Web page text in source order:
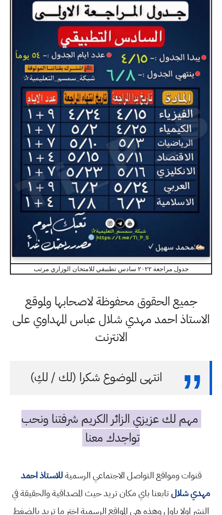
جدول مراجعة ٢٠٢٢ سادس تطبيقي للامتحان الوزاري مرتب
جميع الحقوق محفوظة لاصحابها ولموقع
الاستاذ احمد مهدي شلال عباس المهداوي على
الانترنت
انتهى الموضوع شكرا (لك / لكِ)
مهم لك عزيزي الزائر الكريم شرفتنا ونحب
تواجدك معنا
قنوات ومواقع التواصل الاجتماعي الرسميةللاستاذ احمد
مهدي شلالتابعنا باي مكان تريد حيث المصداقية والحقيقة في
النشر اولا باول وهذه هي المواقع الرسمية اختر ما تريد بالضغط